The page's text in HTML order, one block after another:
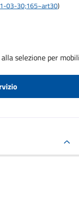
03-30;165~art30)
selezione per